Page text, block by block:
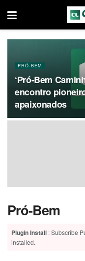
PRÓ-BEM
‘Pró-Bem
encontro
apaixonados
Pró-Bem
Plugin Install : Subscribe
installed.